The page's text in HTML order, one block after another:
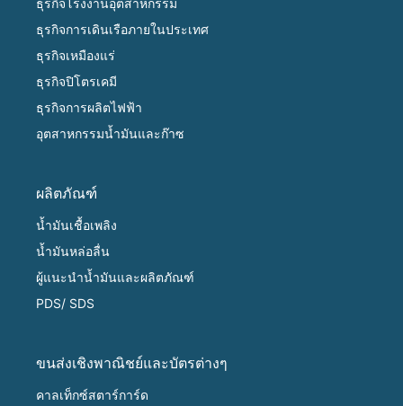
ธุรกิจการเดินเรือภายในประเทศ
ธุรกิจเหมืองแร่
ธุรกิจปิโตรเคมี
ธุรกิจการผลิตไฟฟ้า
อุตสาหกรรมน้ำมันและก๊าซ
ผลิตภัณฑ์
น้ำมันเชื้อเพลิง
น้ำมันหล่อลื่น
ผู้แนะนำน้ำมันและผลิตภัณฑ์
PDS/ SDS
ขนส่งเชิงพาณิชย์และบัตรต่างๆ
คาลเท็กซ์สตาร์การ์ด